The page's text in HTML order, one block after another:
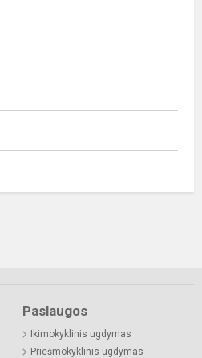
Paslaugos
Ikimokyklinis ugdymas
Priešmokyklinis ugdymas